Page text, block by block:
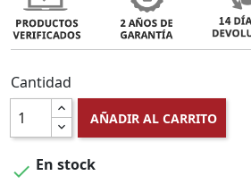
Cantidad
AÑADIR AL CARRITO
 En stock